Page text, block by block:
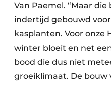
Van Paemel. “Maar
indertijd gebouwd
kasplanten. Voor onze
winter bloeit en net
bood die dus niet
groeiklimaat. De bouw